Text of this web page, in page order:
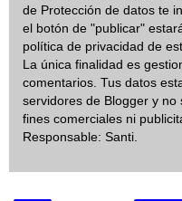
de Protección de datos te
el botón de "publicar"
política de privacidad de
La única finalidad es
comentarios. Tus datos
servidores de Blogger y no
fines comerciales ni
Responsable: Santi.